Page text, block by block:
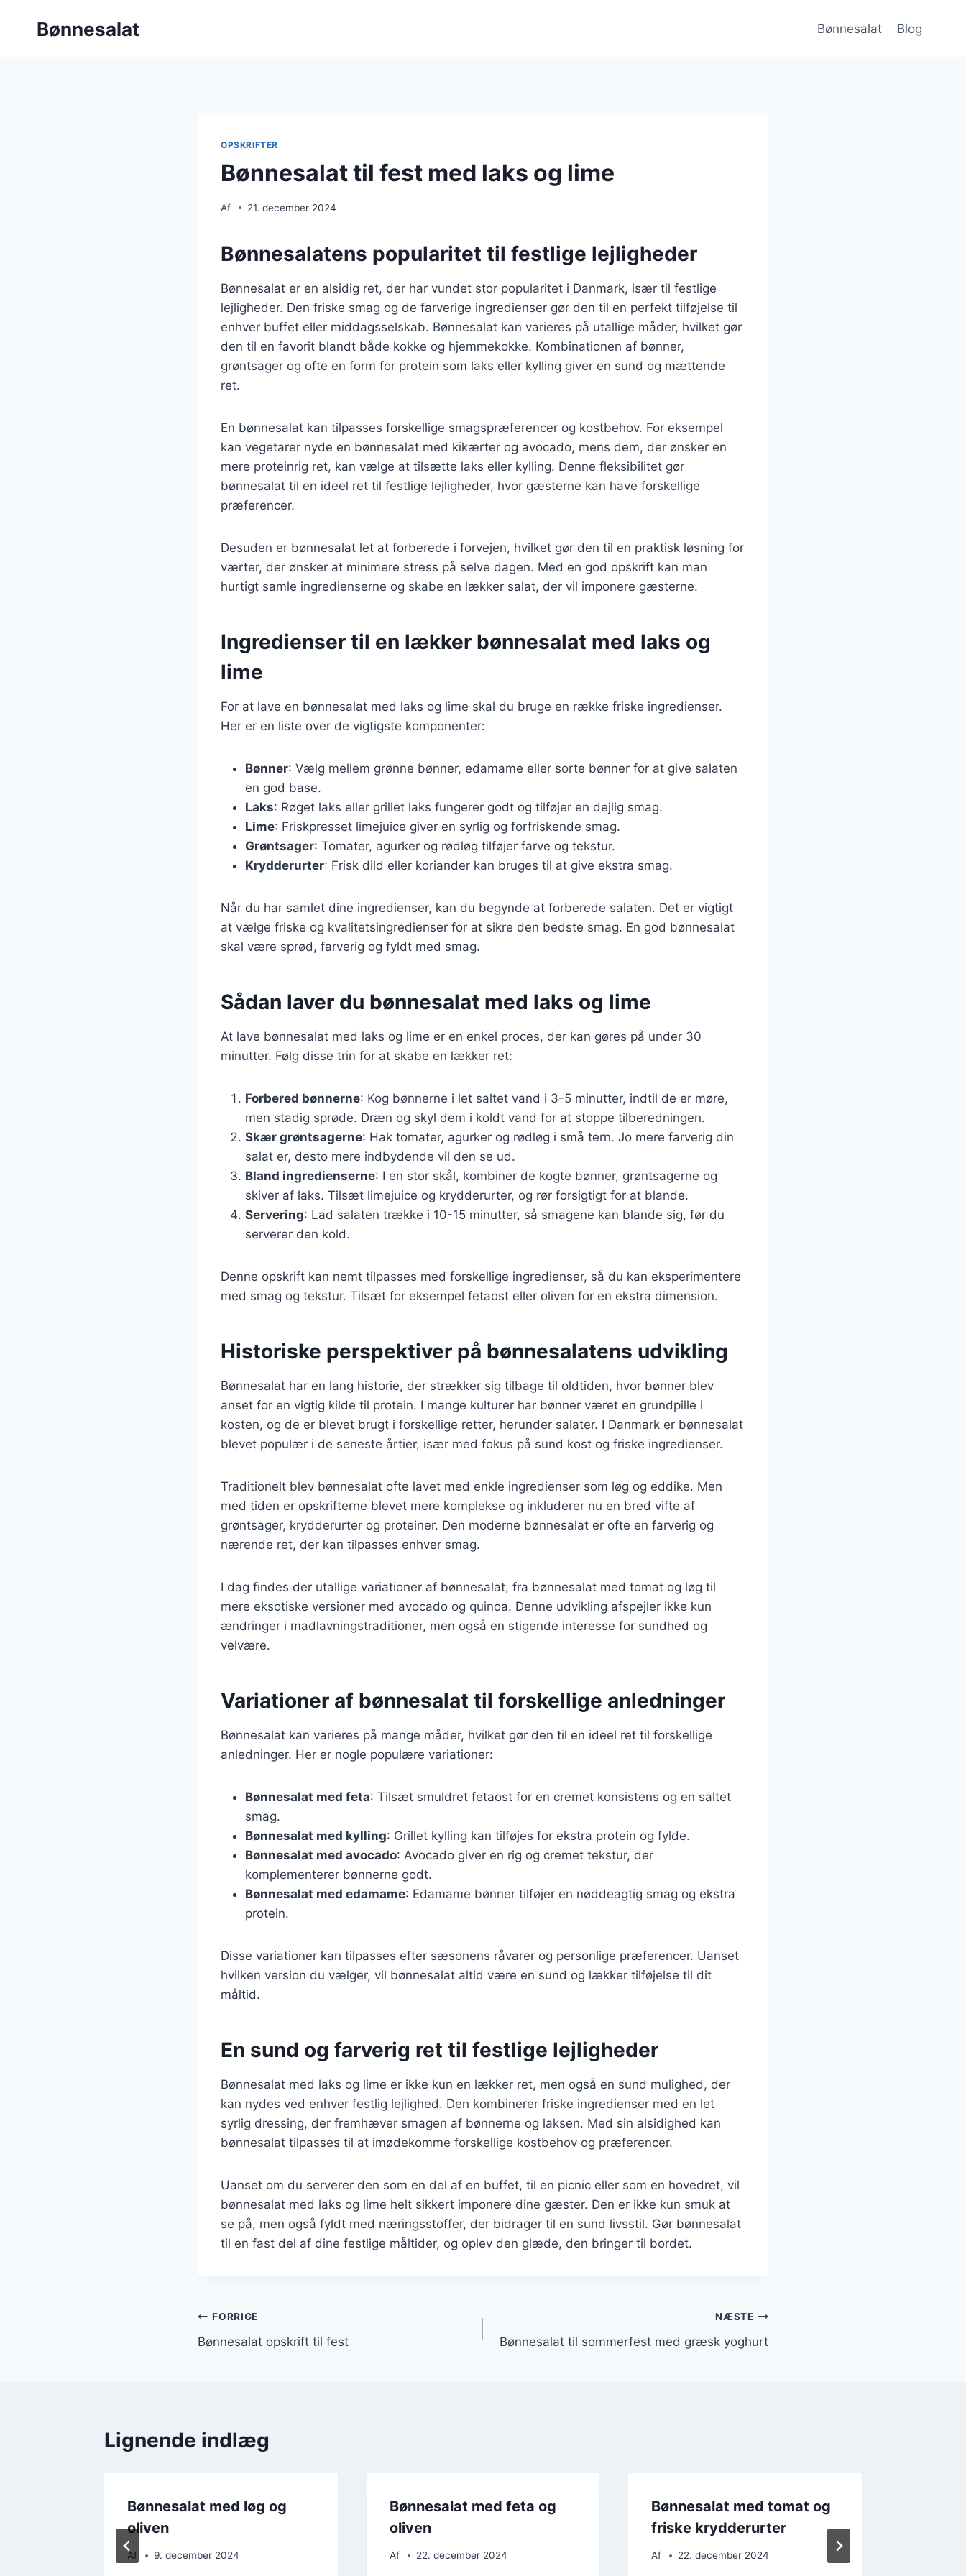
Bønnesalat Bønnesalat Blog
OPSKRIFTER
Bønnesalat til fest med laks og lime
Af 21. december 2024
Bønnesalatens popularitet til festlige lejligheder
Bønnesalat er en alsidig ret, der har vundet stor popularitet i Danmark, især til festlige
lejligheder. Den friske smag og de farverige ingredienser gør den til en perfekt tilføjelse til
enhver buffet eller middagsselskab. Bønnesalat kan varieres på utallige måder, hvilket gør
den til en favorit blandt både kokke og hjemmekokke. Kombinationen af bønner,
grøntsager og ofte en form for protein som laks eller kylling giver en sund og mættende
ret.
En bønnesalat kan tilpasses forskellige smagspræferencer og kostbehov. For eksempel
kan vegetarer nyde en bønnesalat med kikærter og avocado, mens dem, der ønsker en
mere proteinrig ret, kan vælge at tilsætte laks eller kylling. Denne fleksibilitet gør
bønnesalat til en ideel ret til festlige lejligheder, hvor gæsterne kan have forskellige
præferencer.
Desuden er bønnesalat let at forberede i forvejen, hvilket gør den til en praktisk løsning for
værter, der ønsker at minimere stress på selve dagen. Med en god opskrift kan man
hurtigt samle ingredienserne og skabe en lækker salat, der vil imponere gæsterne.
Ingredienser til en lækker bønnesalat med laks og
lime
For at lave en bønnesalat med laks og lime skal du bruge en række friske ingredienser.
Her er en liste over de vigtigste komponenter:
Bønner: Vælg mellem grønne bønner, edamame eller sorte bønner for at give salaten
en god base.
Laks: Røget laks eller grillet laks fungerer godt og tilføjer en dejlig smag.
Lime: Friskpresset limejuice giver en syrlig og forfriskende smag.
Grøntsager: Tomater, agurker og rødløg tilføjer farve og tekstur.
Krydderurter: Frisk dild eller koriander kan bruges til at give ekstra smag.
Når du har samlet dine ingredienser, kan du begynde at forberede salaten. Det er vigtigt
at vælge friske og kvalitetsingredienser for at sikre den bedste smag. En god bønnesalat
skal være sprød, farverig og fyldt med smag.
Sådan laver du bønnesalat med laks og lime
At lave bønnesalat med laks og lime er en enkel proces, der kan gøres på under 30
minutter. Følg disse trin for at skabe en lækker ret:
Forbered bønnerne: Kog bønnerne i let saltet vand i 3-5 minutter, indtil de er møre,
men stadig sprøde. Dræn og skyl dem i koldt vand for at stoppe tilberedningen.
Skær grøntsagerne: Hak tomater, agurker og rødløg i små tern. Jo mere farverig din
salat er, desto mere indbydende vil den se ud.
Bland ingredienserne: I en stor skål, kombiner de kogte bønner, grøntsagerne og
skiver af laks. Tilsæt limejuice og krydderurter, og rør forsigtigt for at blande.
Servering: Lad salaten trække i 10-15 minutter, så smagene kan blande sig, før du
serverer den kold.
Denne opskrift kan nemt tilpasses med forskellige ingredienser, så du kan eksperimentere
med smag og tekstur. Tilsæt for eksempel fetaost eller oliven for en ekstra dimension.
Historiske perspektiver på bønnesalatens udvikling
Bønnesalat har en lang historie, der strækker sig tilbage til oldtiden, hvor bønner blev
anset for en vigtig kilde til protein. I mange kulturer har bønner været en grundpille i
kosten, og de er blevet brugt i forskellige retter, herunder salater. I Danmark er bønnesalat
blevet populær i de seneste årtier, især med fokus på sund kost og friske ingredienser.
Traditionelt blev bønnesalat ofte lavet med enkle ingredienser som løg og eddike. Men
med tiden er opskrifterne blevet mere komplekse og inkluderer nu en bred vifte af
grøntsager, krydderurter og proteiner. Den moderne bønnesalat er ofte en farverig og
nærende ret, der kan tilpasses enhver smag.
I dag findes der utallige variationer af bønnesalat, fra bønnesalat med tomat og løg til
mere eksotiske versioner med avocado og quinoa. Denne udvikling afspejler ikke kun
ændringer i madlavningstraditioner, men også en stigende interesse for sundhed og
velvære.
Variationer af bønnesalat til forskellige anledninger
Bønnesalat kan varieres på mange måder, hvilket gør den til en ideel ret til forskellige
anledninger. Her er nogle populære variationer:
Bønnesalat med feta: Tilsæt smuldret fetaost for en cremet konsistens og en saltet
smag.
Bønnesalat med kylling: Grillet kylling kan tilføjes for ekstra protein og fylde.
Bønnesalat med avocado: Avocado giver en rig og cremet tekstur, der
komplementerer bønnerne godt.
Bønnesalat med edamame: Edamame bønner tilføjer en nøddeagtig smag og ekstra
protein.
Disse variationer kan tilpasses efter sæsonens råvarer og personlige præferencer. Uanset
hvilken version du vælger, vil bønnesalat altid være en sund og lækker tilføjelse til dit
måltid.
En sund og farverig ret til festlige lejligheder
Bønnesalat med laks og lime er ikke kun en lækker ret, men også en sund mulighed, der
kan nydes ved enhver festlig lejlighed. Den kombinerer friske ingredienser med en let
syrlig dressing, der fremhæver smagen af bønnerne og laksen. Med sin alsidighed kan
bønnesalat tilpasses til at imødekomme forskellige kostbehov og præferencer.
Uanset om du serverer den som en del af en buffet, til en picnic eller som en hovedret, vil
bønnesalat med laks og lime helt sikkert imponere dine gæster. Den er ikke kun smuk at
se på, men også fyldt med næringsstoffer, der bidrager til en sund livsstil. Gør bønnesalat
til en fast del af dine festlige måltider, og oplev den glæde, den bringer til bordet.
Indlægsnavigation
FORRIGE
Bønnesalat opskrift til fest
NÆSTE
Bønnesalat til sommerfest med græsk yoghurt
Lignende indlæg
Bønnesalat med løg og
oliven
Af 9. december 2024
Bønnesalat med feta og
oliven
Af 22. december 2024
Bønnesalat med tomat og
friske krydderurter
Af 22. december 2024